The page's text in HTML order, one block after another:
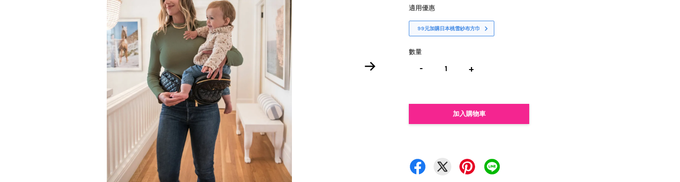
適用優惠
99元加購日本桃雪紗布方巾
數量
- +
加入購物車